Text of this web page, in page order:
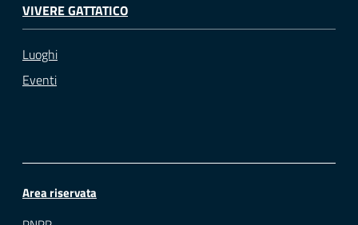
VIVERE GATTATICO
Luoghi
Eventi
Area riservata